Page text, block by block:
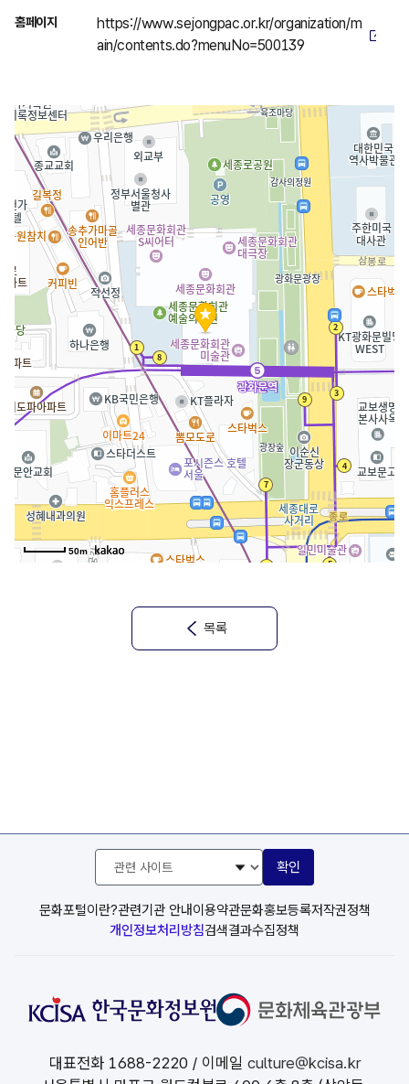
홈페이지
https://www.sejongpac.or.kr/organization/m
ain/contents.do?menuNo=500139
50m
목록
문화포털이란?관련기관 안내이용약관문화홍보등록저작권정책
개인정보처리방침검색결과수집정책
관
사
이
트
확인
대표전화 1688-2220 / 이메일 culture@kcisa.kr